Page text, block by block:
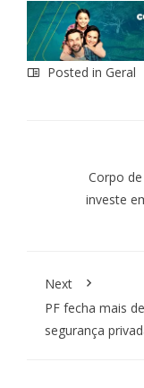
Posted in Geral
Corpo
investe
Next
PF fecha mais
segurança